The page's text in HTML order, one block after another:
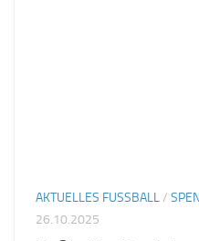
AKTUELLES FUSSBALL /
26.10.2025